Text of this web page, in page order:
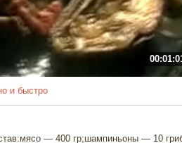
и быстро
— 400 гр;шампиньоны — 10